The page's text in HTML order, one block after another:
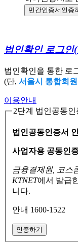
민간인증서 인증
법인확인 로그인
법인확인을 통한 로
(단, 서울시 통합회
이용안내
2단계 법인공동인
법인공동인증서
사업자용 공동인
금융결제원, 코스
KTNET에서 발급
니다.
안내 1600-1522
인증하기